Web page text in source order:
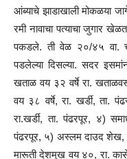
आंब्याचे झाडाखाली मोकळया
रमी नावाचा पत्याचा जुगार
पकडले. ती वेळ २०/४५ वा. ची
पडलेल्या दिसल्या. सदर
खताळ वय ३२ वर्षे रा.
वय ३८ वर्षे, रा. खर्डी, ता.
रा.खर्डी, ता. पंढरपूर, ४)
पंढरपूर, ५) अस्लम दाउद शेख,
मारूती देशमुख वय ४०, रा.